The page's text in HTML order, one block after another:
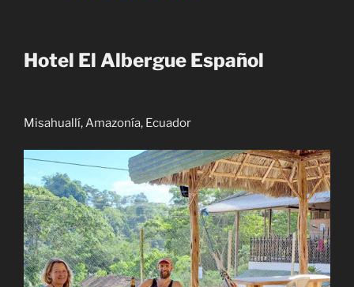
Hotel El Albergue Español
Misahuallí, Amazonía, Ecuador